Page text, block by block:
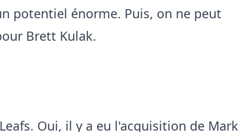
potentiel énorme. Puis, on ne peut
Brett Kulak.
Oui, il y a eu l'acquisition de Mark